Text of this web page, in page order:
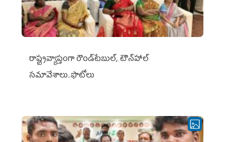
రాష్ట్రవ్యాప్తంగా రౌండ్‌టేబుల్‌, టౌన్‌హాల్‌
సమావేశాలు..ఫొటోలు